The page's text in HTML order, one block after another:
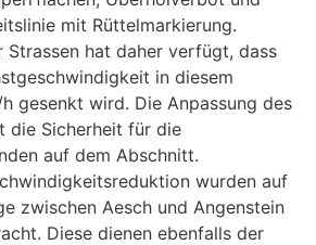
mit Rüttelmarkierung.
Strassen hat daher verfügt, dass
in diesem
gesenkt wird. Die Anpassung des
die Sicherheit für die
auf dem Abschnitt.
wurden auf
zwischen Aesch und Angenstein
Diese dienen ebenfalls der